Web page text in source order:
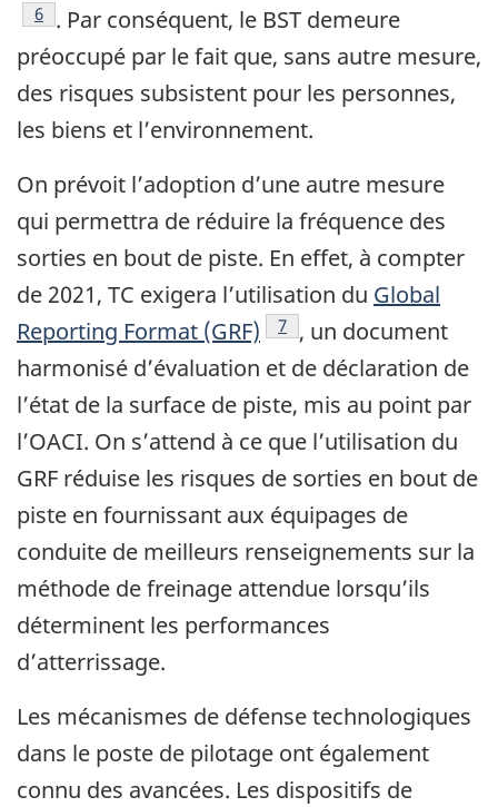
Note de bas de page
6 . Par conséquent, le BST demeure
préoccupé par le fait que, sans autre mesure,
des risques subsistent pour les personnes,
les biens et l’environnement.
On prévoit l’adoption d’une autre mesure
qui permettra de réduire la fréquence des
sorties en bout de piste. En effet, à compter
de 2021, TC exigera l’utilisation du Global
Reporting Format (GRF)
Note de bas de page
7 , un document
harmonisé d’évaluation et de déclaration de
l’état de la surface de piste, mis au point par
l’OACI. On s’attend à ce que l’utilisation du
GRF réduise les risques de sorties en bout de
piste en fournissant aux équipages de
conduite de meilleurs renseignements sur la
méthode de freinage attendue lorsqu’ils
déterminent les performances
d’atterrissage.
Les mécanismes de défense technologiques
dans le poste de pilotage ont également
connu des avancées. Les dispositifs de